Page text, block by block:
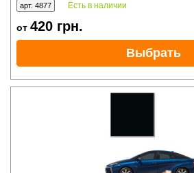
арт. 4877 Есть в наличии
от 420 грн.
Выбрать